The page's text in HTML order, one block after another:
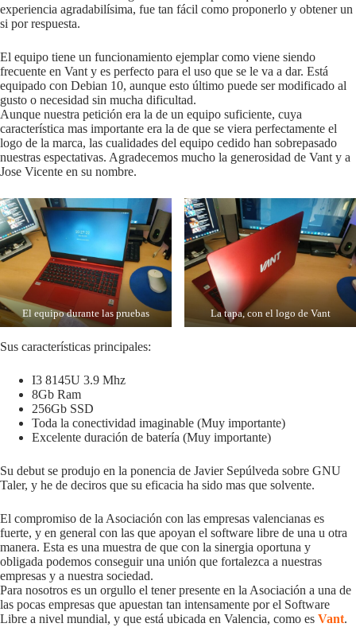
experiencia agradabilísima, fue tan fácil como proponerlo y obtener un
si por respuesta.
El equipo tiene un funcionamiento ejemplar como viene siendo
frecuente en Vant y es perfecto para el uso que se le va a dar. Está
equipado con Debian 10, aunque esto último puede ser modificado al
gusto o necesidad sin mucha dificultad.
Aunque nuestra petición era la de un equipo suficiente, cuya
característica mas importante era la de que se viera perfectamente el
logo de la marca, las cualidades del equipo cedido han sobrepasado
nuestras espectativas. Agradecemos mucho la generosidad de Vant y a
Jose Vicente en su nombre.
El equipo durante las pruebas La tapa, con el logo de Vant
Sus características principales:
I3 8145U 3.9 Mhz
8Gb Ram
256Gb SSD
Toda la conectividad imaginable (Muy importante)
Excelente duración de batería (Muy importante)
Su debut se produjo en la ponencia de Javier Sepúlveda sobre GNU
Taler, y he de deciros que su eficacia ha sido mas que solvente.
El compromiso de la Asociación con las empresas valencianas es
fuerte, y en general con las que apoyan el software libre de una u otra
manera. Esta es una muestra de que con la sinergia oportuna y
obligada podemos conseguir una unión que fortalezca a nuestras
empresas y a nuestra sociedad.
Para nosotros es un orgullo el tener presente en la Asociación a una de
las pocas empresas que apuestan tan intensamente por el Software
Libre a nivel mundial, y que está ubicada en Valencia, como es Vant.